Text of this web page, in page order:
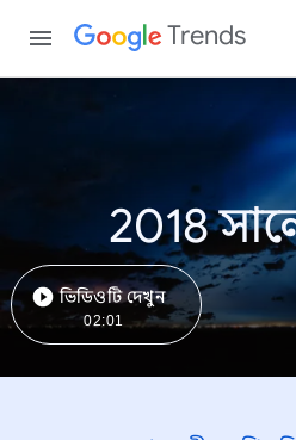
Trends
2018
ভিডিওটি দেখুন
02:01